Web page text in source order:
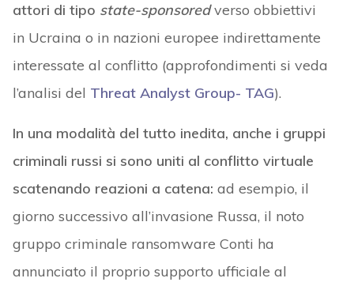
attori di tipo state-sponsored verso obbiettivi
in Ucraina o in nazioni europee indirettamente
interessate al conflitto (approfondimenti si veda
l’analisi del Threat Analyst Group- TAG).
In una modalità del tutto inedita, anche i gruppi
criminali russi si sono uniti al conflitto virtuale
scatenando reazioni a catena: ad esempio, il
giorno successivo all’invasione Russa, il noto
gruppo criminale ransomware Conti ha
annunciato il proprio supporto ufficiale al